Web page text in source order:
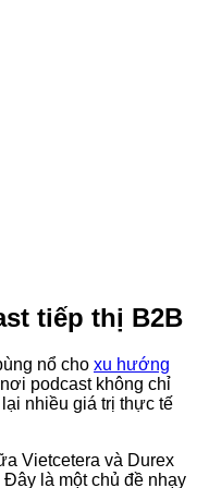
tiếp thị B2B
nổ cho xu hướng
podcast không chỉ
nhiều giá trị thực tế
Vietcetera và Durex
là một chủ đề nhạy